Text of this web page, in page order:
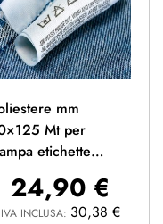
mm
Mt per
etichette
composizioni tessuti
abbigliamento tessile
24,90 €
IVA INCLUSA: 30,38 €